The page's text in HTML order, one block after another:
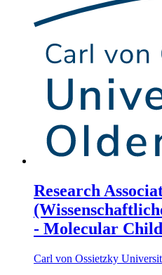
Research
- Molecular
Carl von Ossietzky